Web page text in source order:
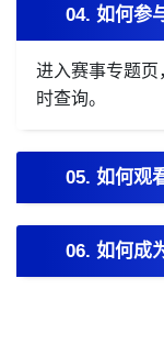
04. 如何参
进入赛事专题页
时查询。
05. 如何观
06. 如何成